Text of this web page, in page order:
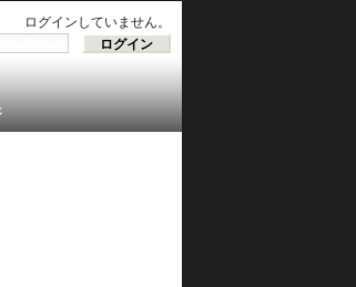
ログインしていません。